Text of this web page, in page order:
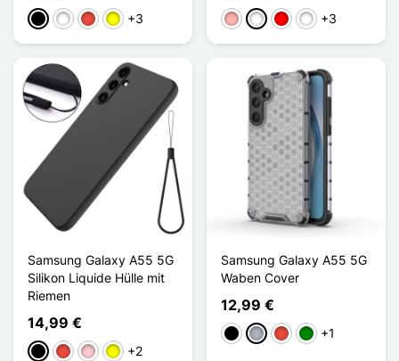
Schwarz
WeißRot Gelb+3 Roségold
Bleu/NoirRouge / Noir
Cyan/Bleu
+3
Samsung Galaxy A55 5G
Silikon Liquide Hülle mit
Riemen
14,99 €
Schwarz
Rot PinkGelb+2
Samsung Galaxy A55 5G
Waben Cover
12,99 €
Schwarz
GrauRot Grün+1